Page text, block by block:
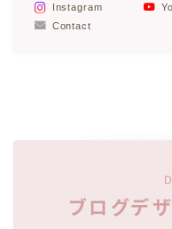
Instagram
Contact
ブログデ